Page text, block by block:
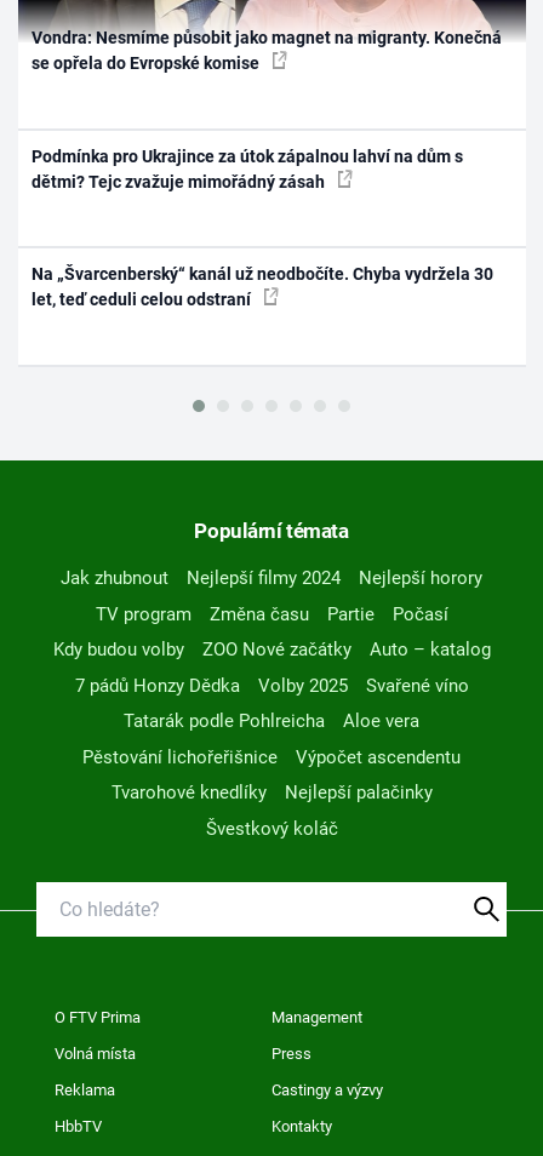
Vondra: Nesmíme působit jako magnet na migranty. Konečná
se opřela do Evropské komise
Podmínka pro Ukrajince za útok zápalnou lahví na dům s
dětmi? Tejc zvažuje mimořádný zásah
Na „Švarcenberský“ kanál už neodbočíte. Chyba vydržela 30
let, teď ceduli celou odstraní
Populární témata
Jak zhubnout Nejlepší filmy 2024
Nejlepší horory
TV program
Změna času Partie
Počasí
Kdy budou volby
ZOO Nové začátky
Auto – katalog
7 pádů Honzy Dědka
Volby 2025
Svařené víno
Tatarák podle Pohlreicha
Aloe vera
Pěstování lichořeřišnice
Výpočet ascendentu
Tvarohové knedlíky
Nejlepší palačinky
Švestkový koláč
O FTV Prima Management
Volná místa Press
Reklama Castingy a výzvy
HbbTV Kontakty